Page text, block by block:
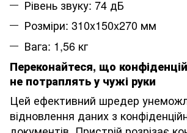
Рівень звуку: 74 дБ
Розміри: 310x150x270 мм
Вага: 1,56 кг
Переконайтеся, що
не потраплять у чужі руки
Цей ефективний шредер
відновлення даних з